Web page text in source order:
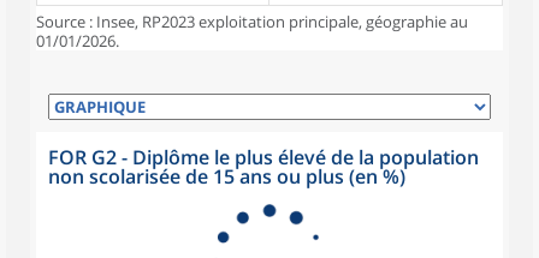
Source : Insee, RP2023 exploitation principale, géographie au
01/01/2026.
FOR G2 - Diplôme le plus élevé de la population
non scolarisée de 15 ans ou plus (en %)